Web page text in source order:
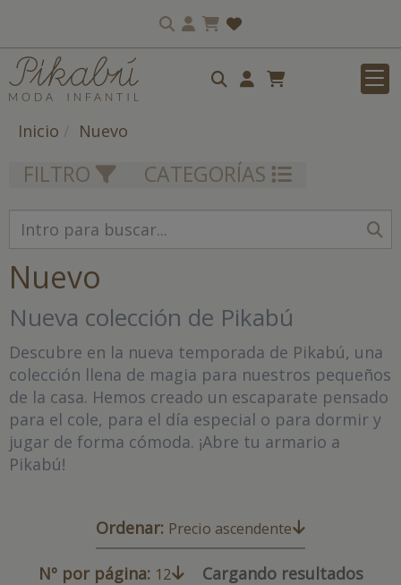
Inicio Nuevo
FILTRO CATEGORÍAS
Nuevo
Nueva colección de Pikabú
Descubre en la nueva temporada de Pikabú, una
colección llena de magia para nuestros pequeños
de la casa. Hemos creado un escaparate pensado
para el cole, para el día especial o para dormir y
jugar de forma cómoda. ¡Abre tu armario a
Pikabú!
Ordenar: Precio ascendente
Nº por página: 12 Cargando resultados